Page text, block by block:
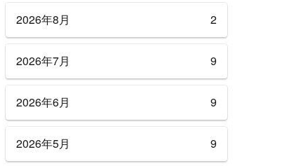
2026年8月 2
2026年7月 9
2026年6月 9
2026年5月 9